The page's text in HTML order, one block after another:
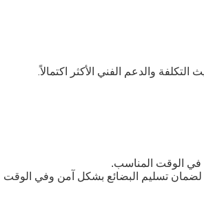
لضمان تسليم البضائع بشكل آمن وفي الوقت